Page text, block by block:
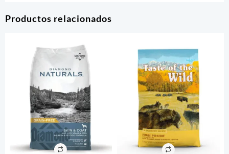
Productos relacionados